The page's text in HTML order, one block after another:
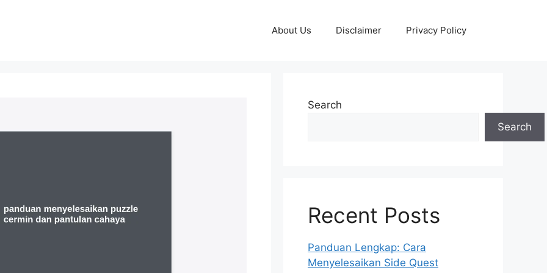
About Us Disclaimer Privacy Policy
Search
Search
Recent Posts
Panduan Lengkap: Cara
Menyelesaikan Side Quest